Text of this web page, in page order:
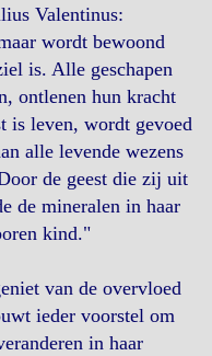
Valentinus:
wordt bewoond
is. Alle geschapen
ontlenen hun kracht
is leven, wordt gevoed
alle levende wezens
de geest die zij uit
de mineralen in haar
kind."
van de overvloed
ieder voorstel om
in haar